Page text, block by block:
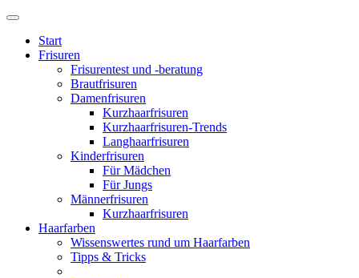
Start
Frisuren
Frisurentest und -beratung
Brautfrisuren
Damenfrisuren
Kurzhaarfrisuren
Kurzhaarfrisuren-Trends
Langhaarfrisuren
Kinderfrisuren
Für Mädchen
Für Jungs
Männerfrisuren
Kurzhaarfrisuren
Haarfarben
Wissenswertes rund um Haarfarben
Tipps & Tricks